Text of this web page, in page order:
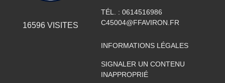
16596VISITES
TÉL. : 0614516986
C45004@FFAVIRON.FR
INFORMATIONS LÉGALES
SIGNALER UN CONTENU
INAPPROPRIÉ